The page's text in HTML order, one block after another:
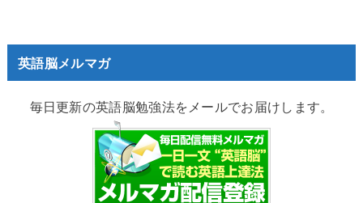
英語脳メルマガ
毎日更新の英語脳勉強法をメールでお届けします。